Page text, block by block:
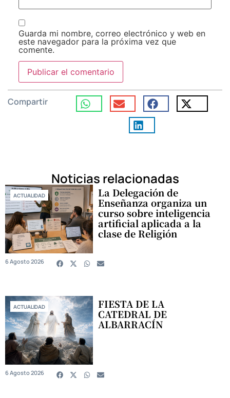
Guarda mi nombre, correo electrónico y web en
este navegador para la próxima vez que
comente.
Compartir
Noticias relacionadas
ACTUALIDAD La Delegación de
Enseñanza organiza un
curso sobre inteligencia
artificial aplicada a la
clase de Religión
6 Agosto 2026
ACTUALIDAD FIESTA DE LA
CATEDRAL DE
ALBARRACÍN
6 Agosto 2026